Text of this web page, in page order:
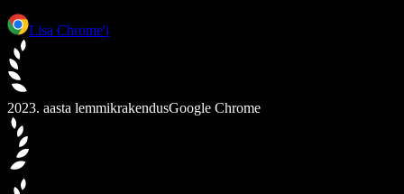
Lisa Chrome'i
2023. aasta lemmikrakendusGoogle Chrome